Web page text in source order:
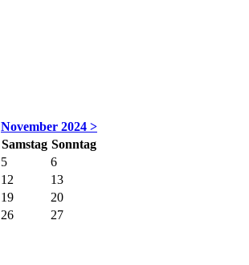
November 2024 >
Samstag Sonntag
5
6
12
13
19
20
26
27